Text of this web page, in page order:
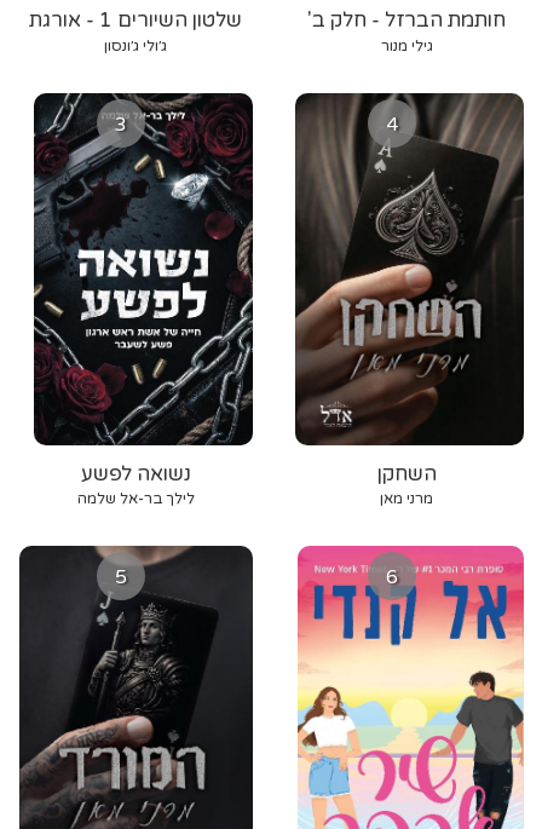
שלטון השיורים 1 - אורגת
הרוח
ג׳ולי ג׳ונסון
חותמת הברזל - חלק ב'
גילי מנור
3
נשואה לפשע
לילך בר-אל שלמה
4
השחקן
מרני מאן
5 6